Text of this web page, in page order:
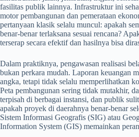
fasilitas publik lainnya. Infrastruktur ini
motor pembangunan dan pemerataan
pertanyaan klasik selalu muncul: apakah
benar-benar terlaksana sesuai rencana?
terserap secara efektif dan hasilnya bisa
Dalam praktiknya, pengawasan realisasi
bukan perkara mudah. Laporan keuangan
angka, tetapi tidak selalu memperlihatkan
Peta pembangunan sering tidak mutakhir,
terpisah di berbagai instansi, dan publik
apakah proyek di daerahnya benar-benar
Sistem Informasi Geografis (SIG) atau
Information System (GIS) memainkan